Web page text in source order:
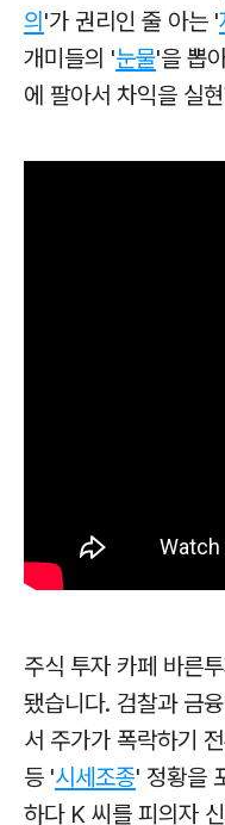
의 '가 권리인 줄 아는 '
개미들의 '눈물'을 뽑
에 팔아서 차익을 실
주식 투자 카페 바른
됐습니다. 검찰과 금
서 주가가 폭락하기
등 '시세조종' 정황을
하다 K 씨를 피의자